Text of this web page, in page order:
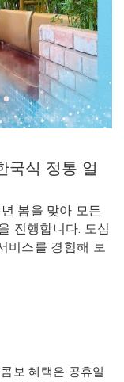
국식 정통 얼
봄을 맞아 모든
진행합니다. 도심
비스를 경험해 보
보 혜택은 공휴일